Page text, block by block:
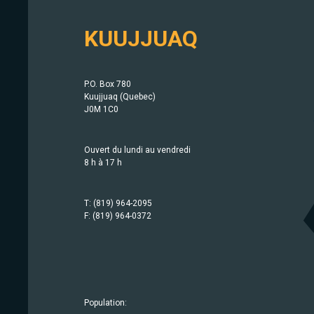
Population:
Population:
Population:
Population:
Population:
Population:
KUUJJUAQ
P.O. Box 780
Kuujjuaq (Quebec)
J0M 1C0
Ouvert du lundi au vendredi
8 h à 17 h
T: (819) 964-2095
F: (819) 964-0372
Population:
Population:
Population:
Population:
Population:
Population:
Population: